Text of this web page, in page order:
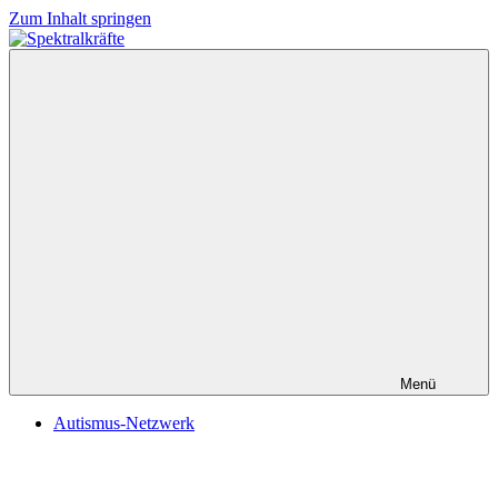
Zum Inhalt springen
Menü
Autismus-Netzwerk